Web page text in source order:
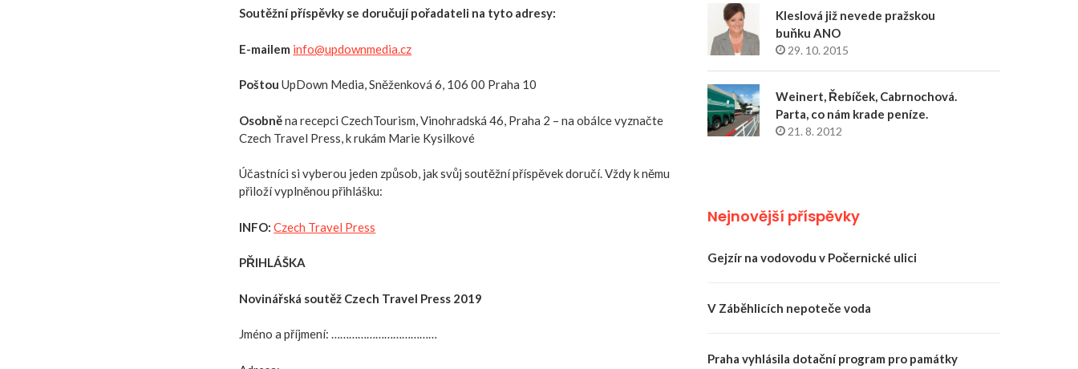
Soutěžní příspěvky se doručují pořadateli na tyto adresy:
E-mailem info@updownmedia.cz
Poštou UpDown Media, Sněženková 6, 106 00 Praha 10
Osobněna recepci CzechTourism, Vinohradská 46, Praha 2 – na obálce vyznačte
Czech Travel Press, k rukám Marie Kysilkové
Účastníci si vyberou jeden způsob, jak svůj soutěžní příspěvek doručí. Vždy k němu
přiloží vyplněnou přihlášku:
INFO: Czech Travel Press
PŘIHLÁŠKA
Novinářská soutěž Czech Travel Press 2019
Jméno a příjmení: ………………………………
Kleslová již nevede pražskou
buňku ANO
29. 10. 2015
Weinert, Řebíček, Cabrnochová.
Parta, co nám krade peníze.
21. 8. 2012
Nejnovější příspěvky
Gejzír na vodovodu v Počernické ulici
V Záběhlicích nepoteče voda
Praha vyhlásila dotační program pro památky